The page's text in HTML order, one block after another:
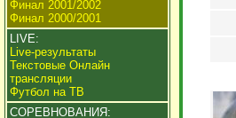
Финал 2001/2002
Финал 2000/2001
LIVE:
Live-результаты
Текстовые Онлайн
трансляции
Футбол на ТВ
СОРЕВНОВАНИЯ: